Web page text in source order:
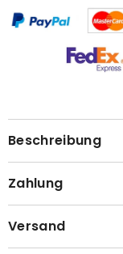
Beschreibung
Zahlung
Versand